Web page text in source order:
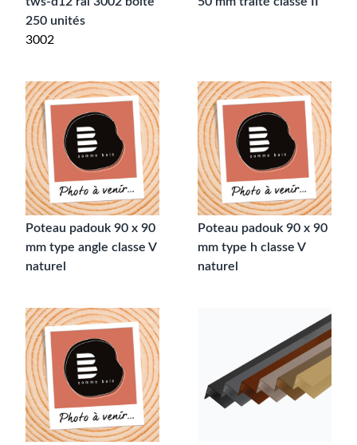
250 unités
3002
Poteau padouk 90 x 90
mm type angle classe V
naturel
Poteau padouk 90 x 90
mm type h classe V
naturel